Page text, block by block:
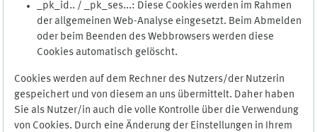
_pk_id.. / _pk_ses...: Diese Cookies werden im Rahmen
der allgemeinen Web-Analyse eingesetzt. Beim Abmelden
oder beim Beenden des Webbrowsers werden diese
Cookies automatisch gelöscht.
Cookies werden auf dem Rechner des Nutzers/der Nutzerin
gespeichert und von diesem an uns übermittelt. Daher haben
Sie als Nutzer/in auch die volle Kontrolle über die Verwendung
von Cookies. Durch eine Änderung der Einstellungen in Ihrem